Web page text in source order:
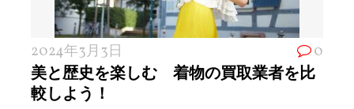
2024年3月3日 0
美と歴史を楽しむ 着物の買取業者を比
較しよう！